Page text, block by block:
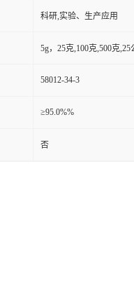
科研,实验、生产应用
5g，25克,100克,500克
58012-34-3
≥95.0%%
否